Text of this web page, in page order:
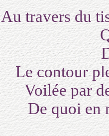
Au travers du
Que
Le contour
Voilée par
De quoi en